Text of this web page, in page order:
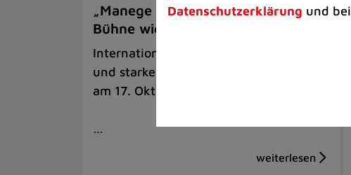
„Manege Madness“ bringt die
Bühne wieder zum Beben
Internationale Rock- und Metalbands
und starke Acts aus der Region kommen
am 17. Oktober in Lintorf zusammen
…
Datenschutzerklärung und